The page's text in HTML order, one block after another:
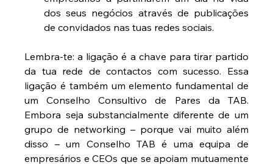
dos seus negócios através de publicações
de convidados nas tuas redes sociais.
Lembra-te: a ligação é a chave para tirar partido
da tua rede de contactos com sucesso. Essa
ligação é também um elemento fundamental de
um Conselho Consultivo de Pares da TAB.
Embora seja substancialmente diferente de um
grupo de networking – porque vai muito além
disso – um Conselho TAB é uma equipa de
empresários e CEOs que se apoiam mutuamente